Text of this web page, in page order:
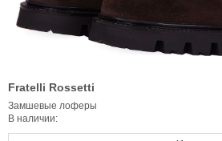
Fratelli Rossetti
Замшевые лоферы
В наличии: